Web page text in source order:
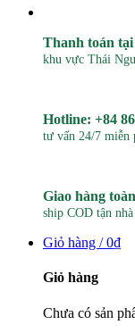
Thanh toán tại
khu vực Thái
Hotline: +84
tư vấn 24/7 miễn
Giao hàng
ship COD tận nhà
Giỏ hàng /0₫
Giỏ hàng
Chưa có sản